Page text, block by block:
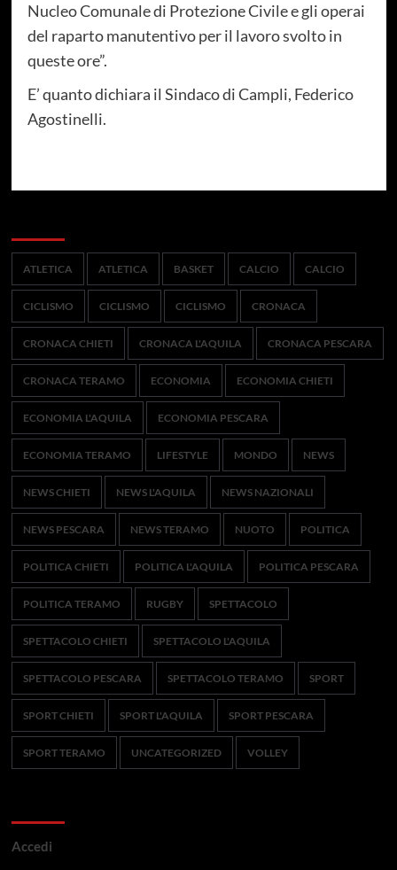
Nucleo Comunale di Protezione Civile e gli operai
del raparto manutentivo per il lavoro svolto in
queste ore”.
E’ quanto dichiara il Sindaco di Campli, Federico
Agostinelli.
ATLETICA ATLETICA BASKET CALCIO CALCIO
CICLISMO CICLISMO CICLISMO CRONACA
CRONACA CHIETI CRONACA L'AQUILA CRONACA PESCARA
CRONACA TERAMO ECONOMIA ECONOMIA CHIETI
ECONOMIA L'AQUILA ECONOMIA PESCARA
ECONOMIA TERAMO LIFESTYLE MONDO NEWS
NEWS CHIETI NEWS L'AQUILA NEWS NAZIONALI
NEWS PESCARA NEWS TERAMO NUOTO POLITICA
POLITICA CHIETI POLITICA L'AQUILA POLITICA PESCARA
POLITICA TERAMO RUGBY SPETTACOLO
SPETTACOLO CHIETI SPETTACOLO L'AQUILA
SPETTACOLO PESCARA SPETTACOLO TERAMO SPORT
SPORT CHIETI SPORT L'AQUILA SPORT PESCARA
SPORT TERAMO UNCATEGORIZED VOLLEY
Accedi